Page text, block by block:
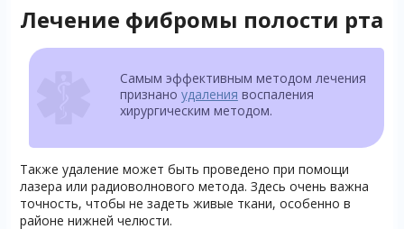
Лечение фибромы полости рта
Самым эффективным методом лечения
признано удаления воспаления
хирургическим методом.
Также удаление может быть проведено при помощи
лазера или радиоволнового метода. Здесь очень важна
точность, чтобы не задеть живые ткани, особенно в
районе нижней челюсти.